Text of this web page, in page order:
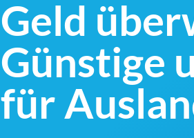
Geld
Günstige
für